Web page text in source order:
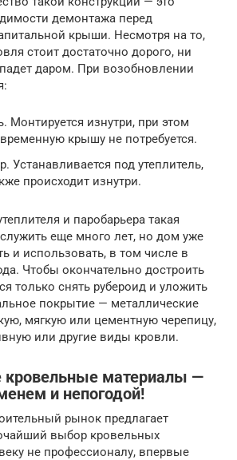
демонтажа перед
крыши. Несмотря на то,
стоит достаточно дорого, ни
даром. При возобновлении
Монтируется изнутри, при этом
крышу не потребуется.
Устанавливается под утеплитель,
происходит изнутри.
и паробарьера такая
еще много лет, но дом уже
и использовать, в том числе в
Чтобы окончательно достроить
только снять рубероид и уложить
покрытие — металлические
мягкую или цементную черепицу,
или другие виды кровли.
материалы —
и непогодой!
рынок предлагает
выбор кровельных
не профессионалу, впервые